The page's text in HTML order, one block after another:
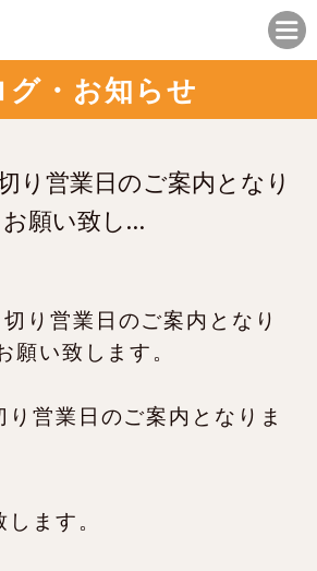
グ・お知らせ
り営業日のご案内となり
お願い致し…
り営業日のご案内となりま
ます。